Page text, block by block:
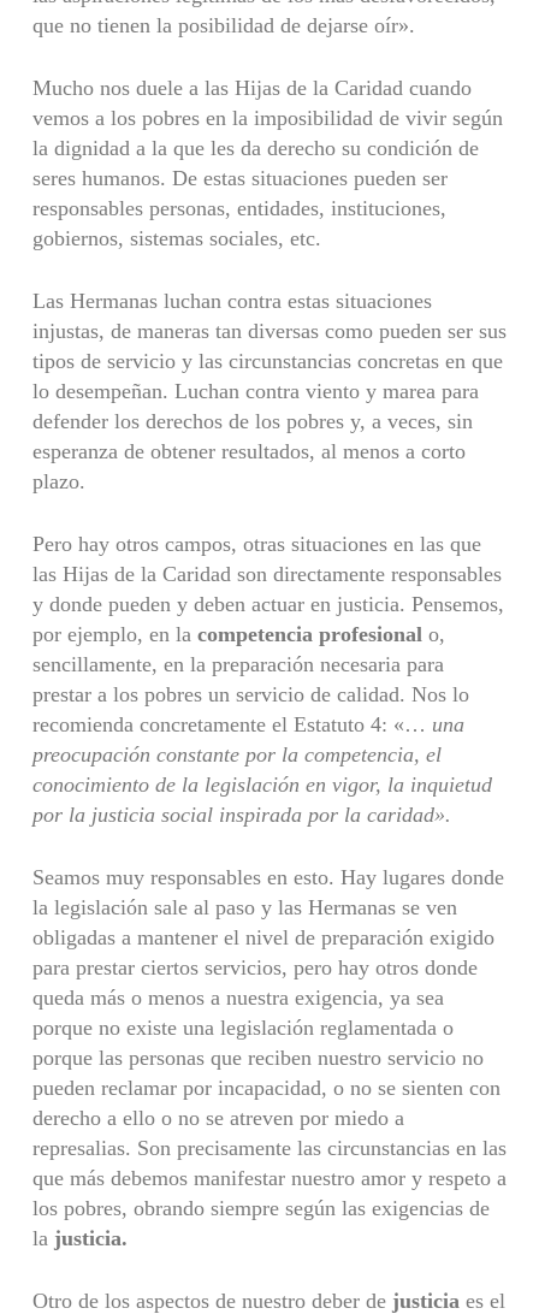
que no tienen la posibilidad de dejarse oír».
Mucho nos duele a las Hijas de la Caridad cuando
vemos a los pobres en la imposibilidad de vivir según
la dignidad a la que les da derecho su condición de
seres humanos. De estas situaciones pueden ser
responsables personas, entidades, instituciones,
gobiernos, sistemas sociales, etc.
Las Hermanas luchan contra estas situaciones
injustas, de maneras tan di­versas como pueden ser sus
tipos de servicio y las circunstancias concretas en que
lo desempeñan. Luchan contra viento y marea para
defender los derechos de los pobres y, a veces, sin
esperanza de obtener resultados, al menos a corto
plazo.
Pero hay otros campos, otras situaciones en las que
las Hijas de la Caridad son directamente responsables
y donde pueden y deben actuar en justicia. Pensemos,
por ejemplo, en la competencia profesional o,
sencillamente, en la preparación necesaria para
prestar a los pobres un servicio de calidad. Nos lo
recomienda concretamente el Estatuto 4: «… una
preocupación constante por la competencia, el
conocimiento de la legislación en vigor, la inquietud
por la justicia social inspirada por la caridad».
Seamos muy responsables en esto. Hay lugares donde
la legislación sale al paso y las Hermanas se ven
obligadas a mantener el nivel de preparación exigido
para prestar ciertos servicios, pero hay otros donde
queda más o menos a nuestra exigencia, ya sea
porque no existe una legislación reglamentada o
porque las personas que reciben nuestro servicio no
pueden reclamar por in­capacidad, o no se sienten con
derecho a ello o no se atreven por miedo a
represalias. Son precisamente las circunstancias en las
que más debemos manifestar nuestro amor y respeto a
los pobres, obrando siempre según las exigencias de
la justicia.
Otro de los aspectos de nuestro deber de justicia es el